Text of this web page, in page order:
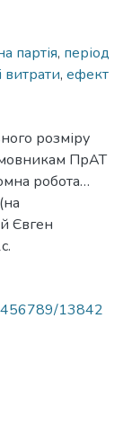
партія, період
витрати, ефект
розміру
ПрАТ
робота…
Євген
13842